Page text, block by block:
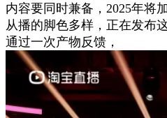
内容要同时兼备，2025年将
从播的脚色多样，正在发布
通过一次产物反馈，